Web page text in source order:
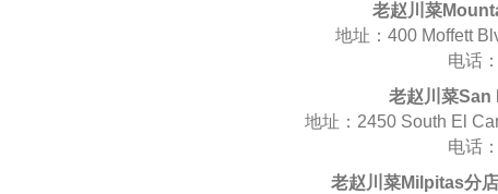
老赵川菜
地址：400 Moffett
电话
老赵川菜San
地址：2450 South El
电话
老赵川菜Milpitas分